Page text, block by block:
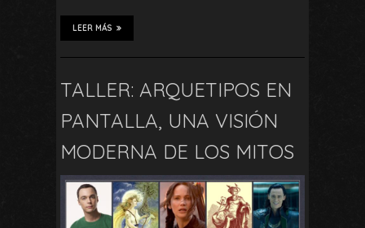
LEER MÁS
TALLER: ARQUETIPOS EN
PANTALLA, UNA VISIÓN
MODERNA DE LOS MITOS